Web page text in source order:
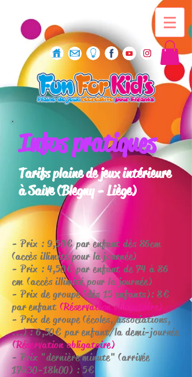
Infos pratiques
Tarifs plaine de jeux intérieure
à Saive (Blegny - Liège)
- Prix : 9,50€ par enfant dès 86cm
(accès illimité pour la journée)
- Prix : 4,50€ par enfant de 74 à 86
cm (accès illimité pour la journée)
- Prix de groupe (dès 15 enfants): 8€
par enfant(Réservation obligatoire)
- Prix de groupe (écoles, associations,
...) : 6,50€ par enfant/la demi-journée
(Réservation obligatoire)
- Prix "dernière minute" (arrivée
17h30-18h00) : 5€